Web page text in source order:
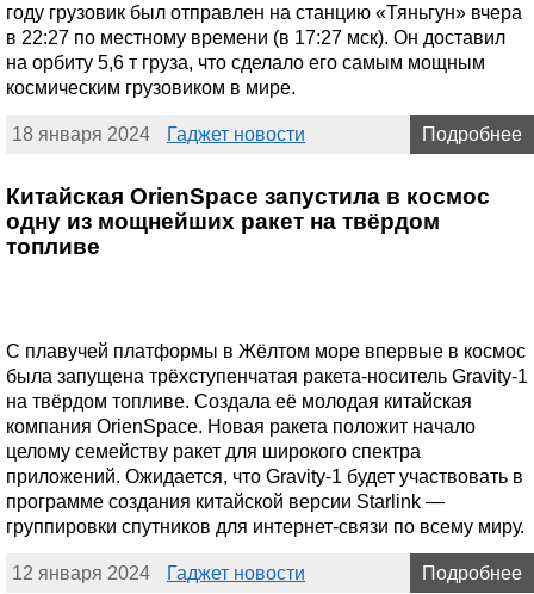
году грузовик был отправлен на станцию «Тяньгун» вчера
в 22:27 по местному времени (в 17:27 мск). Он доставил
на орбиту 5,6 т груза, что сделало его самым мощным
космическим грузовиком в мире.
18 января 2024 Гаджет новости Подробнее
Китайская OrienSpace запустила в космос
одну из мощнейших ракет на твёрдом
топливе
C плавучей платформы в Жёлтом море впервые в космос
была запущена трёхступенчатая ракета-носитель Gravity-1
на твёрдом топливе. Создала её молодая китайская
компания OrienSpace. Новая ракета положит начало
целому семейству ракет для широкого спектра
приложений. Ожидается, что Gravity-1 будет участвовать в
программе создания китайской версии Starlink —
группировки спутников для интернет-связи по всему миру.
12 января 2024 Гаджет новости Подробнее